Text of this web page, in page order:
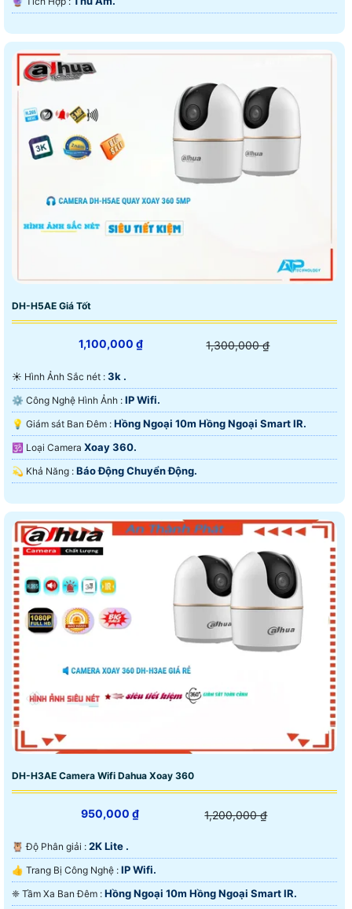
DH-H5AE Giá Tốt
1,100,000 ₫ 1,300,000 ₫
☀️ Hình Ảnh Sắc nét : 3k .
⚙ Công Nghệ Hình Ảnh : IP Wifi.
💡 Giám sát Ban Đêm : Hồng Ngoại 10m Hồng Ngoại Smart IR.
🕉️ Loại Camera Xoay 360.
️💫 Khả Năng : Báo Động Chuyển Động.
DH-H3AE Camera Wifi Dahua Xoay 360
950,000 ₫ 1,200,000 ₫
🦉 Độ Phân giải : 2K Lite .
👍 Trang Bị Công Nghệ : IP Wifi.
❈ Tầm Xa Ban Đêm : Hồng Ngoại 10m Hồng Ngoại Smart IR.